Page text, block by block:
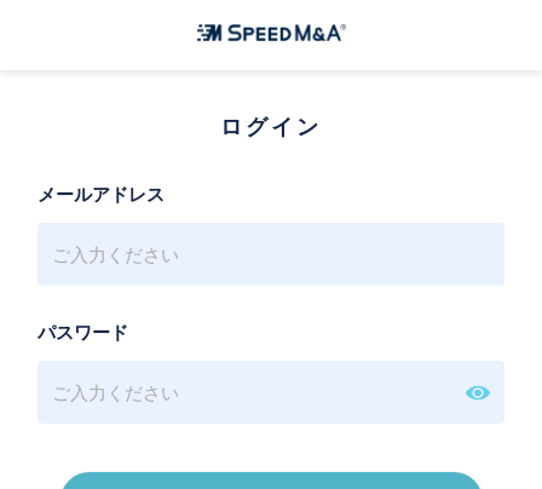
ログイン
メールアドレス
パスワード